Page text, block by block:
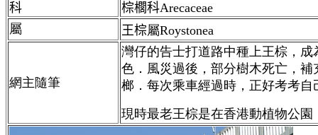
科
棕櫚科Arecaceae
屬
王棕屬Roystonea
網主隨筆
灣仔的告士打道路中種上王棕，成
色．風災過後，部分樹木死亡，補
榔．每次乘車經過時，正好考考自
現時最老王棕是在香港動植物公園